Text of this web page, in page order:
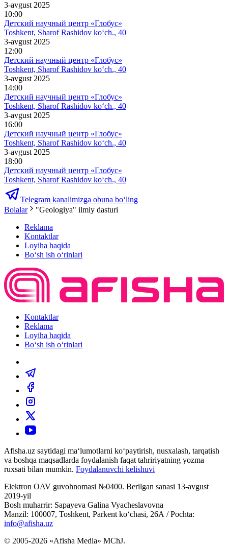
3-avgust 2025
10:00
Детский научный центр «Глобус»
Toshkent, Sharof Rashidov ko‘ch., 40
3-avgust 2025
12:00
Детский научный центр «Глобус»
Toshkent, Sharof Rashidov ko‘ch., 40
3-avgust 2025
14:00
Детский научный центр «Глобус»
Toshkent, Sharof Rashidov ko‘ch., 40
3-avgust 2025
16:00
Детский научный центр «Глобус»
Toshkent, Sharof Rashidov ko‘ch., 40
3-avgust 2025
18:00
Детский научный центр «Глобус»
Toshkent, Sharof Rashidov ko‘ch., 40
Telegram kanalimizga obuna bo‘ling
Bolalar
"Geologiya" ilmiy dasturi
Reklama
Kontaktlar
Loyiha haqida
Bo‘sh ish o‘rinlari
Kontaktlar
Reklama
Loyiha haqida
Bo‘sh ish o‘rinlari
Afisha.uz saytidagi ma‘lumotlarni ko‘paytirish, nusxalash, tarqatish
va boshqa maqsadlarda foydalanish faqat tahririyatning yozma
ruxsati bilan mumkin. Foydalanuvchi kelishuvi
Elektron OAV guvohnomasi №0400. Berilgan sanasi 13-avgust
2019-yil
Bosh muharrir: Sapayeva Galina Vyacheslavovna
Manzil: 100007, Toshkent, Parkent ko‘chasi, 26А / Pochta:
info@afisha.uz
© 2005-2026 «Afisha Media» MChJ.